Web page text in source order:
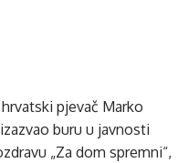
pjevač Marko
buru u javnosti
„Za dom spremni“,